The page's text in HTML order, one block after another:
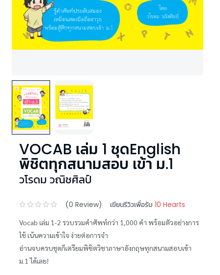
VOCAB เล่ม 1 ชุดEnglish
พิชิตทุกสนามสอบ เข้า ม.1
วโรดม วณิชศิลป์
(0 Review) เขียนรีวิวเพื่อรับ 10 Hearts
Vocab เล่ม 1-2 รวบรวมคำศัพท์กว่า 1,000 คำ พร้อมตัวอย่างการ
ใช้ เน้นความเข้าใจ ง่ายต่อการจำ
อ่านจบครบชุดก็เตรียมพิชิตวิชาภาษาอังกฤษทุกสนามสอบเข้า
ม.1 ได้เลย!